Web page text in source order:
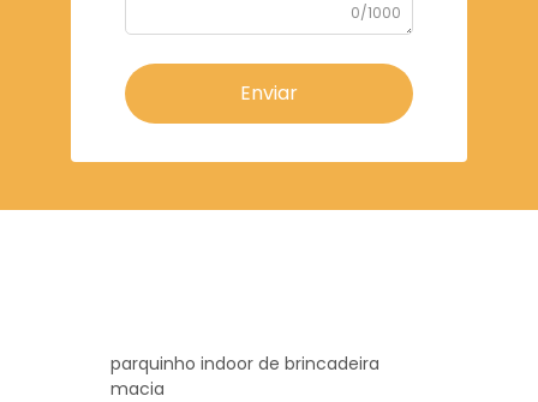
0/1000
Enviar
parquinho indoor de brincadeira
macia